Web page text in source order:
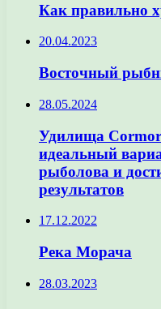
Как правильно
20.04.2023
Восточный
28.05.2024
Удилища
идеальный
рыболова и
результатов
17.12.2022
Река Морача
28.03.2023